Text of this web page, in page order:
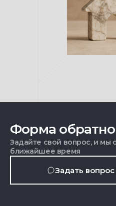
Форма
Задайте свой вопрос, и мы
ближайшее время
Задать вопрос